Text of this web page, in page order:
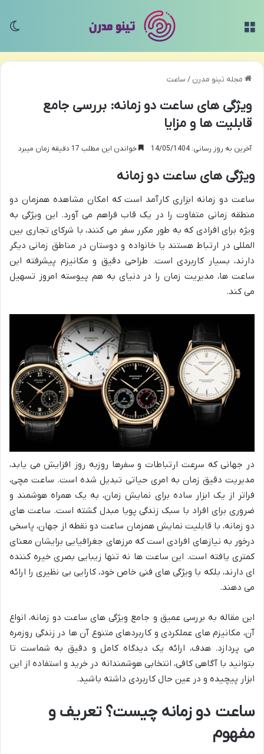
مجله تینو مدرن / ساعت
ویژگی های ساعت دو زمانه: بررسی جامع
قابلیت ها و مزایا
آخرین به روز رسانی: 14/05/1404 خواندن این مطلب 17 دقیقه زمان میبرد
ویژگی های ساعت دو زمانه
ساعت دو زمانه ابزاری کارآمد است که امکان مشاهده همزمان دو
منطقه زمانی متفاوت را در یک قاب فراهم می آورد. این ویژگی به
ویژه برای افرادی که به طور مکرر سفر می کنند، با شرکای تجاری بین
المللی در ارتباط هستند یا خانواده و دوستان در مناطق زمانی دیگر
دارند، بسیار کاربردی است. طراحی دقیق و مکانیزم پیشرفته این
ساعت ها، مدیریت زمان را در دنیای به هم پیوسته امروز تسهیل
می کند.
در جهانی که سرعت ارتباطات و سفرها روزبه روز افزایش می یابد،
مدیریت دقیق زمان به امری حیاتی تبدیل شده است. ساعت مچی،
فراتر از یک ابزار ساده برای نمایش زمان، به یک همراه هوشمند و
ضروری برای افراد با سبک زندگی پویا مبدل گشته است. ساعت های
دو زمانه، با قابلیت نمایش همزمان ساعت دو نقطه از جهان، پاسخی
درخور به نیازهای افرادی است که مرزهای جغرافیایی برایشان معنای
کمتری یافته است. این ساعت ها نه تنها زیبایی بصری خیره کننده
ای دارند، بلکه با ویژگی های فنی خاص خود، کارایی بی نظیری را ارائه
می دهند.
این مقاله به بررسی عمیق و جامع ویژگی های ساعت دو زمانه، انواع
آن، مکانیزم های عملکردی و کاربردهای متنوع آن ها در زندگی روزمره
می پردازد. هدف، ارائه یک دیدگاه کامل و دقیق به شماست تا
بتوانید با آگاهی کافی، انتخابی هوشمندانه در خرید و استفاده از این
ابزار پیچیده و در عین حال کاربردی داشته باشید.
ساعت دو زمانه چیست؟ تعریف و
مفهوم